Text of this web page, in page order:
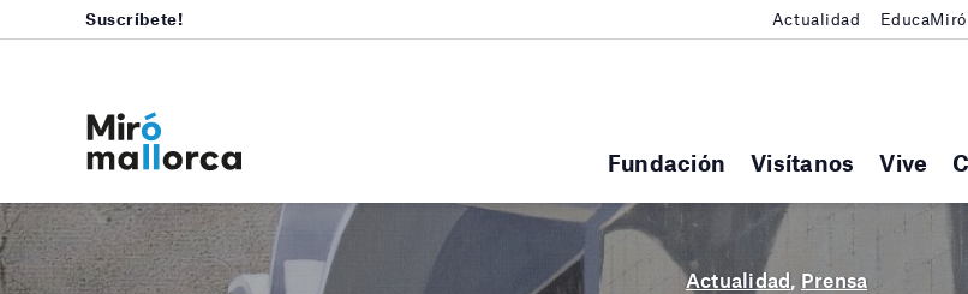
Fundación Visítanos Vive
Suscríbete! Actualidad EducaMiró
Actualidad, Prensa